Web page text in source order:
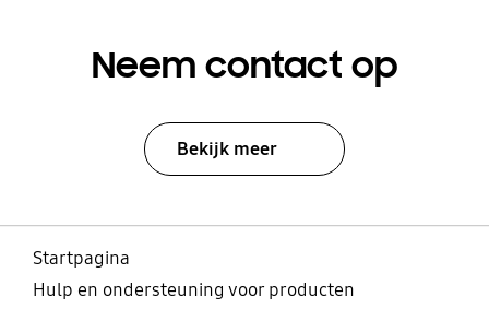
Neem contact op
Bekijk meer
Startpagina
Hulp en ondersteuning voor producten